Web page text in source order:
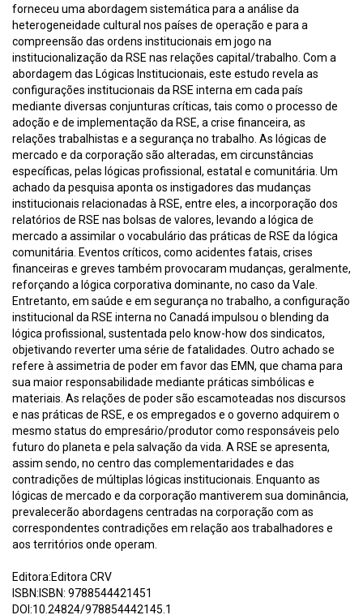
forneceu uma abordagem sistemática para a análise da
heterogeneidade cultural nos países de operação e para a
compreensão das ordens institucionais em jogo na
institucionalização da RSE nas relações capital/trabalho. Com a
abordagem das Lógicas Institucionais, este estudo revela as
configurações institucionais da RSE interna em cada país
mediante diversas conjunturas críticas, tais como o processo de
adoção e de implementação da RSE, a crise financeira, as
relações trabalhistas e a segurança no trabalho. As lógicas de
mercado e da corporação são alteradas, em circunstâncias
específicas, pelas lógicas profissional, estatal e comunitária. Um
achado da pesquisa aponta os instigadores das mudanças
institucionais relacionadas à RSE, entre eles, a incorporação dos
relatórios de RSE nas bolsas de valores, levando a lógica de
mercado a assimilar o vocabulário das práticas de RSE da lógica
comunitária. Eventos críticos, como acidentes fatais, crises
financeiras e greves também provocaram mudanças, geralmente,
reforçando a lógica corporativa dominante, no caso da Vale.
Entretanto, em saúde e em segurança no trabalho, a configuração
institucional da RSE interna no Canadá impulsou o blending da
lógica profissional, sustentada pelo know-how dos sindicatos,
objetivando reverter uma série de fatalidades. Outro achado se
refere à assimetria de poder em favor das EMN, que chama para
sua maior responsabilidade mediante práticas simbólicas e
materiais. As relações de poder são escamoteadas nos discursos
e nas práticas de RSE, e os empregados e o governo adquirem o
mesmo status do empresário/produtor como responsáveis pelo
futuro do planeta e pela salvação da vida. A RSE se apresenta,
assim sendo, no centro das complementaridades e das
contradições de múltiplas lógicas institucionais. Enquanto as
lógicas de mercado e da corporação mantiverem sua dominância,
prevalecerão abordagens centradas na corporação com as
correspondentes contradições em relação aos trabalhadores e
aos territórios onde operam.
Editora:Editora CRV
ISBN:ISBN: 9788544421451
DOI:10.24824/978854442145.1